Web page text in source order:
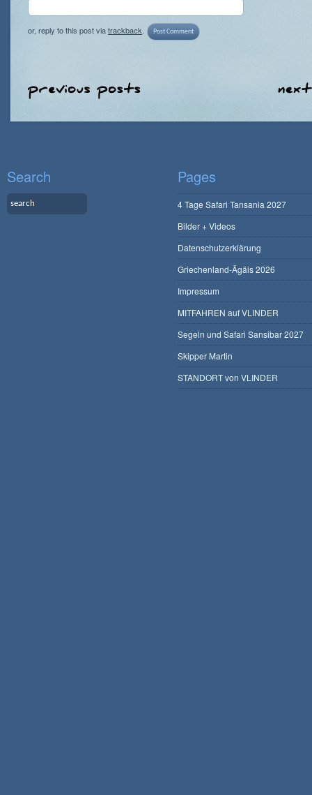
or, reply to this post viatrackback
Search Pages
4 Tage Safari Tansania 2027
Bilder + Videos
Datenschutzerklärung
Griechenland-Ägäis 2026
Impressum
MITFAHREN auf VLINDER
Segeln und Safari Sansibar 2027
Skipper Martin
STANDORT von VLINDER